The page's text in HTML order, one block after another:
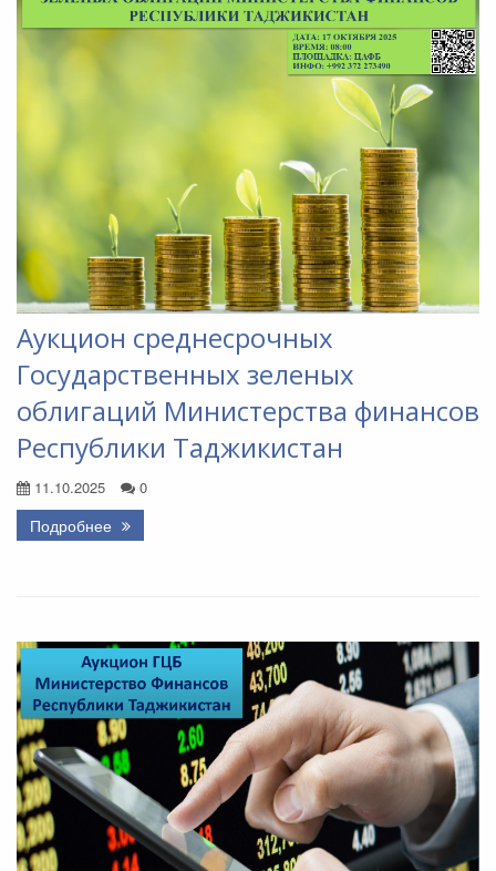
Аукцион среднесрочных
Государственных зеленых
облигаций Министерства финансов
Республики Таджикистан
11.10.2025 0
Подробнее